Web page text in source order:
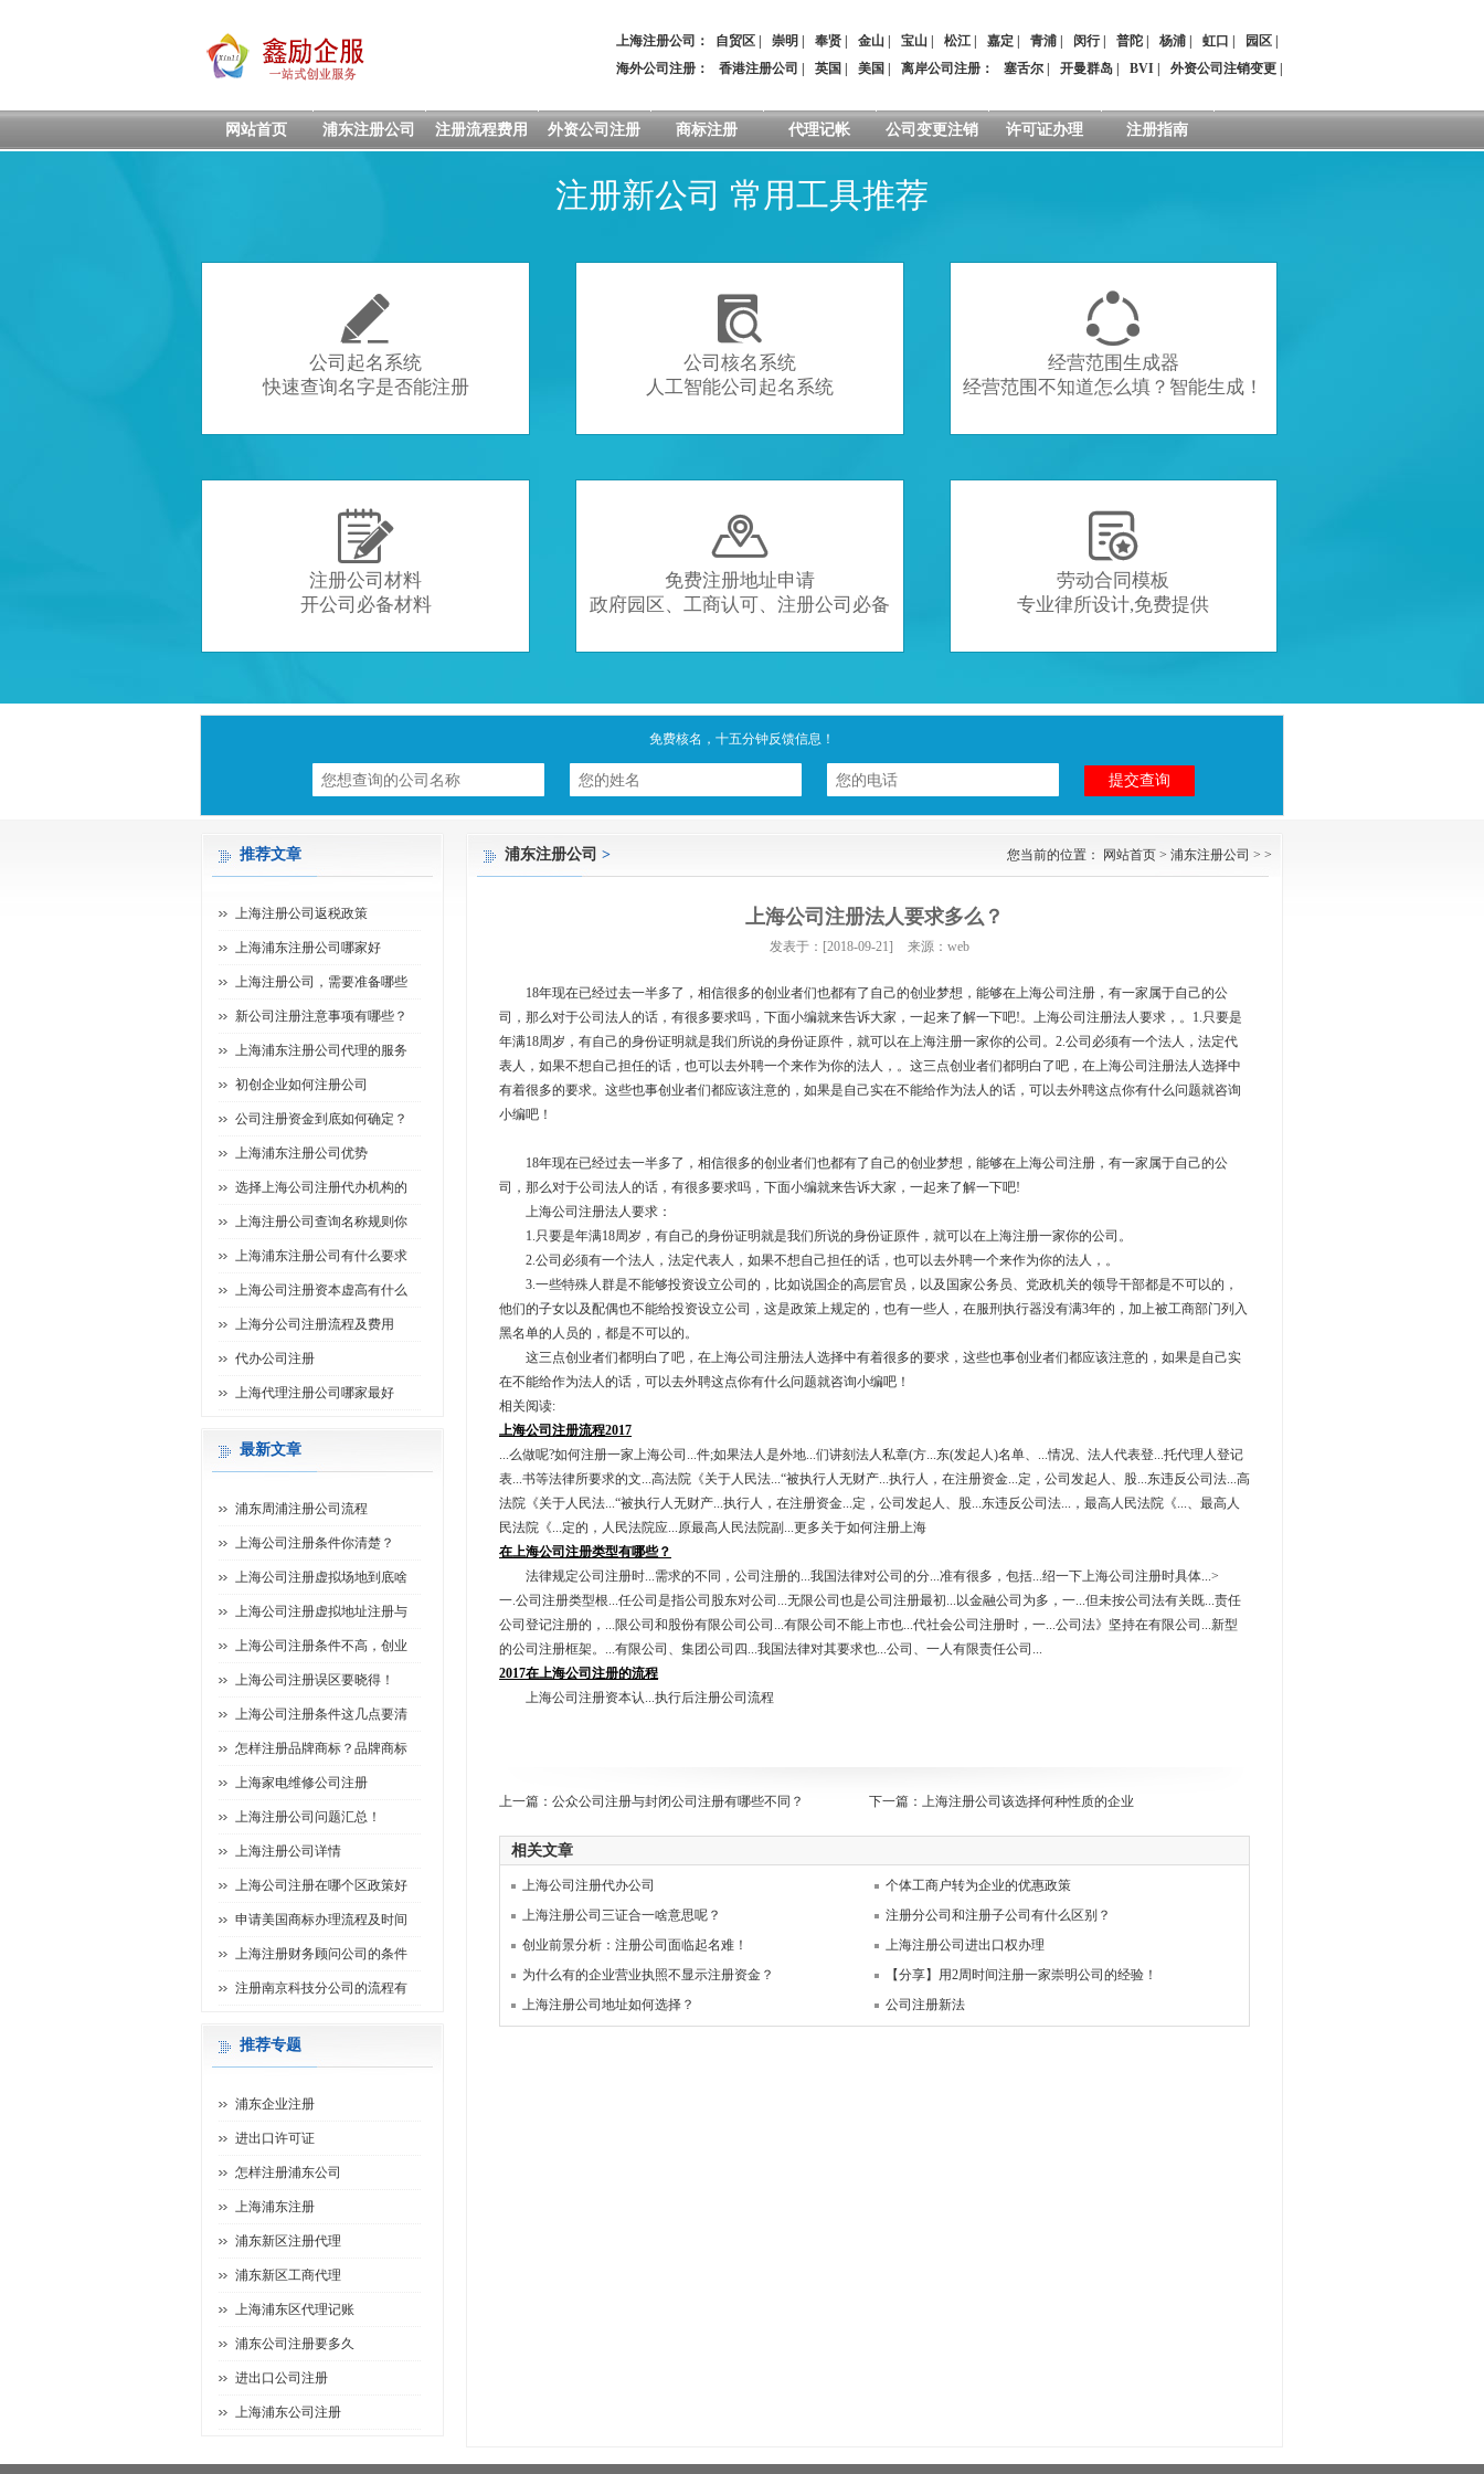
上海注册公司： 自贸区 崇明 奉贤 金山 宝山 松江 嘉定 青浦 闵行| 普陀 杨浦 虹口 园区
海外公司注册：
香港注册公司 英国 美国 离岸公司注册 ： 塞舌尔 开曼群岛 BVI 外资公司注销变更
网站首页 浦东注册公司 注册流程费用 外资公司注册 商标注册 代理记帐 公司变更注销 许可证办理 注册指南
注册新公司 常用工具推荐

公司起名系统
快速查询名字是否能注册

公司核名系统
人工智能公司起名系统

经营范围生成器
经营范围不知道怎么填？智能生成！

注册公司材料
开公司必备材料

免费注册地址申请
政府园区、工商认可、注册公司必备

劳动合同模板
专业律所设计,免费提供
免费核名，十五分钟反馈信息！
浦东注册公司 > 您当前的位置： 网站首页 > 浦东注册公司 > >
上海公司注册法人要求多么？
发表于：[2018-09-21] 来源：web
18年现在已经过去一半多了，相信很多的创业者们也都有了自己的创业梦想，能够在上海公司注册，有一家属于自己的公
司，那么对于公司法人的话，有很多要求吗，下面小编就来告诉大家，一起来了解一下吧!。上海公司注册法人要求，。1.只要是
年满18周岁，有自己的身份证明就是我们所说的身份证原件，就可以在上海注册一家你的公司。2.公司必须有一个法人，法定代
表人，如果不想自己担任的话，也可以去外聘一个来作为你的法人，。这三点创业者们都明白了吧，在上海公司注册法人选择中
有着很多的要求。这些也事创业者们都应该注意的，如果是自己实在不能给作为法人的话，可以去外聘这点你有什么问题就咨询
小编吧！
18年现在已经过去一半多了，相信很多的创业者们也都有了自己的创业梦想，能够在上海公司注册，有一家属于自己的公
司，那么对于公司法人的话，有很多要求吗，下面小编就来告诉大家，一起来了解一下吧!
上海公司注册法人要求：
1.只要是年满18周岁，有自己的身份证明就是我们所说的身份证原件，就可以在上海注册一家你的公司。
2.公司必须有一个法人，法定代表人，如果不想自己担任的话，也可以去外聘一个来作为你的法人，。
3.一些特殊人群是不能够投资设立公司的，比如说国企的高层官员，以及国家公务员、党政机关的领导干部都是不可以的，
他们的子女以及配偶也不能给投资设立公司，这是政策上规定的，也有一些人，在服刑执行器没有满3年的，加上被工商部门列入
黑名单的人员的，都是不可以的。
这三点创业者们都明白了吧，在上海公司注册法人选择中有着很多的要求，这些也事创业者们都应该注意的，如果是自己实
在不能给作为法人的话，可以去外聘这点你有什么问题就咨询小编吧！
相关阅读:
上海公司注册流程2017
...么做呢?如何注册一家上海公司...件;如果法人是外地...们讲刻法人私章(方...东(发起人)名单、...情况、法人代表登...托代理人登记
表...书等法律所要求的文...高法院《关于人民法...“被执行人无财产...执行人，在注册资金...定，公司发起人、股...东违反公司法...高
法院《关于人民法...“被执行人无财产...执行人，在注册资金...定，公司发起人、股...东违反公司法...，最高人民法院《...、最高人
民法院《...定的，人民法院应...原最高人民法院副...更多关于如何注册上海
在上海公司注册类型有哪些？
法律规定公司注册时...需求的不同，公司注册的...我国法律对公司的分...准有很多，包括...绍一下上海公司注册时具体...>
一.公司注册类型根...任公司是指公司股东对公司...无限公司也是公司注册最初...以金融公司为多，一...但未按公司法有关既...责任
公司登记注册的，...限公司和股份有限公司公司...有限公司不能上市也...代社会公司注册时，一...公司法》坚持在有限公司...新型
的公司注册框架。...有限公司、集团公司四...我国法律对其要求也...公司、一人有限责任公司...
2017在上海公司注册的流程
上海公司注册资本认...执行后注册公司流程
上一篇： 公众公司注册与封闭公司注册有哪些不同？ 下一篇： 上海注册公司该选择何种性质的企业
相关文章
上海公司注册代办公司
个体工商户转为企业的优惠政策
上海注册公司三证合一啥意思呢？
注册分公司和注册子公司有什么区别？
创业前景分析：注册公司面临起名难！
上海注册公司进出口权办理
为什么有的企业营业执照不显示注册资金？
【分享】用2周时间注册一家崇明公司的经验！
上海注册公司地址如何选择？
公司注册新法
推荐文章
上海注册公司返税政策
上海浦东注册公司哪家好
上海注册公司，需要准备哪些
新公司注册注意事项有哪些？
上海浦东注册公司代理的服务
初创企业如何注册公司
公司注册资金到底如何确定？
上海浦东注册公司优势
选择上海公司注册代办机构的
上海注册公司查询名称规则你
上海浦东注册公司有什么要求
上海公司注册资本虚高有什么
上海分公司注册流程及费用
代办公司注册
上海代理注册公司哪家最好
最新文章
浦东周浦注册公司流程
上海公司注册条件你清楚？
上海公司注册虚拟场地到底啥
上海公司注册虚拟地址注册与
上海公司注册条件不高，创业
上海公司注册误区要晓得！
上海公司注册条件这几点要清
怎样注册品牌商标？品牌商标
上海家电维修公司注册
上海注册公司问题汇总！
上海注册公司详情
上海公司注册在哪个区政策好
申请美国商标办理流程及时间
上海注册财务顾问公司的条件
注册南京科技分公司的流程有
推荐专题
浦东企业注册
进出口许可证
怎样注册浦东公司
上海浦东注册
浦东新区注册代理
浦东新区工商代理
上海浦东区代理记账
浦东公司注册要多久
进出口公司注册
上海浦东公司注册